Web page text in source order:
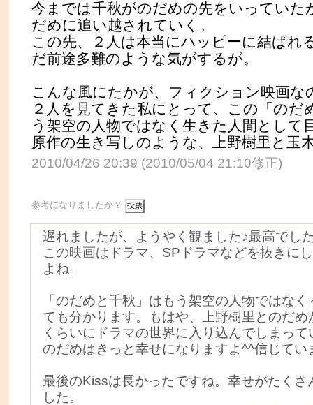
今までは千秋がのだめの先をいっていた
だめに追い越されていく。
この先、２人は本当にハッピーに結ばれ
だ前途多難のような気がするが。
こんな風にたかが、フィクション映画な
２人を見てきた私にとって、この「のだ
う架空の人物ではなく生きた人間として
原作の生き写しのような、上野樹里と玉
2010/04/26 20:39 (2010/05/04 21:10修正)
参考になりましたか？
遅れましたが、ようやく観ました♪最高でし
この映画はドラマ、SPドラマなどを抜きに
よね。
「のだめと千秋」はもう架空の人物ではな
ても分かります。もはや、上野樹里とのだめ
くらいにドラマの世界に入り込んでしまって
のだめはきっと幸せになりますよ^^信じてい
最後のKissは長かったですね。幸せがたくさ
した。